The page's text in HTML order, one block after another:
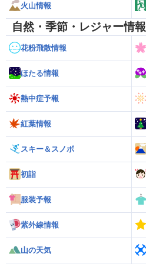
火山情報
自然・季節・レジャー情報
花粉飛散情報
ほたる情報
熱中症予報
紅葉情報
スキー＆スノボ
初詣
服装予報
紫外線情報
山の天気